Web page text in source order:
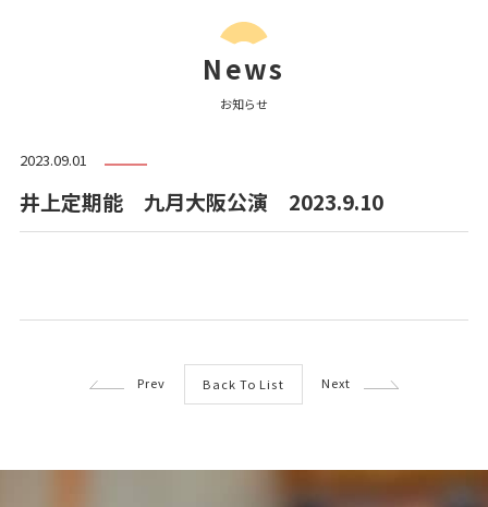
News
お知らせ
2023.09.01
井上定期能 九月大阪公演 2023.9.10
Prev Back To List Next